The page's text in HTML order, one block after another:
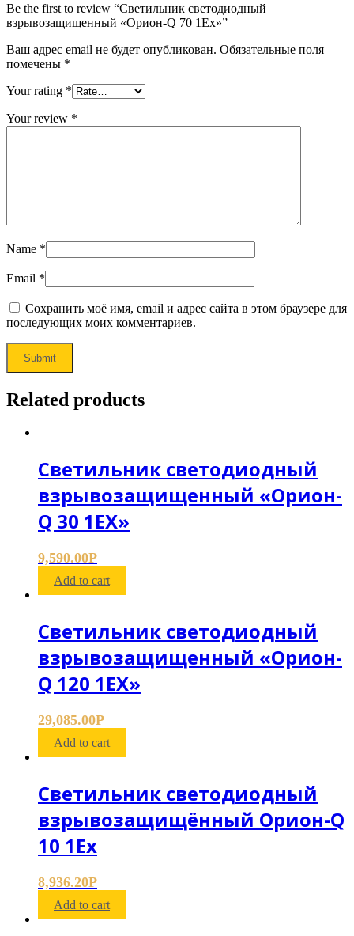
Be the first to review “Светильник светодиодный
взрывозащищенный «Орион-Q 70 1Ех»”
Ваш адрес email не будет опубликован. Обязательные поля
помечены *
Your rating *
Your review *
Name *
Email *
Сохранить моё имя, email и адрес сайта в этом браузере для
последующих моих комментариев.
Related products
Светильник светодиодный
взрывозащищенный «Орион-
Q 30 1ЕХ»
9,590.00Р
Add to cart
Светильник светодиодный
взрывозащищенный «Орион-
Q 120 1ЕХ»
29,085.00Р
Add to cart
Светильник светодиодный
взрывозащищённый Орион-Q
10 1Ех
8,936.20Р
Add to cart